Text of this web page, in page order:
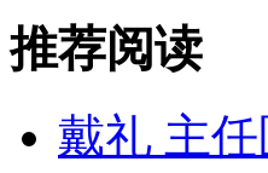
推荐阅读
戴礼 主